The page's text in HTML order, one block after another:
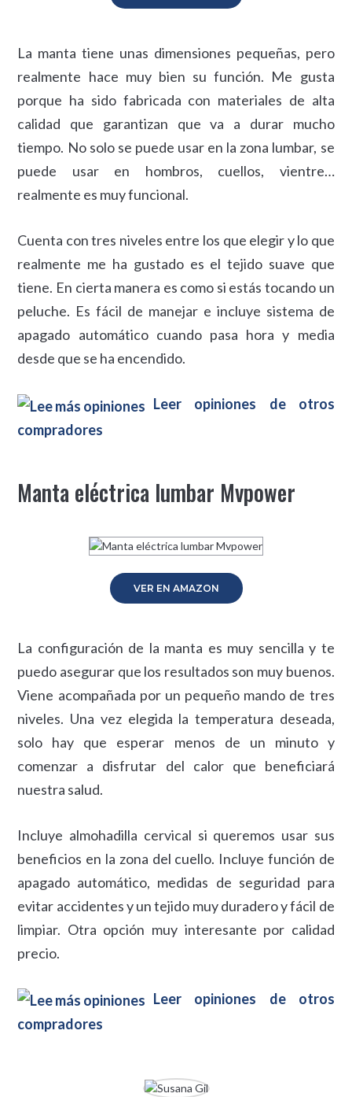
La manta tiene unas dimensiones pequeñas, pero
realmente hace muy bien su función. Me gusta
porque ha sido fabricada con materiales de alta
calidad que garantizan que va a durar mucho
tiempo. No solo se puede usar en la zona lumbar, se
puede usar en hombros, cuellos, vientre…
realmente es muy funcional.
Cuenta con tres niveles entre los que elegir y lo que
realmente me ha gustado es el tejido suave que
tiene. En cierta manera es como si estás tocando un
peluche. Es fácil de manejar e incluye sistema de
apagado automático cuando pasa hora y media
desde que se ha encendido.
Leer opiniones de otros
compradores
Manta eléctrica lumbar Mvpower
VER EN AMAZON
La configuración de la manta es muy sencilla y te
puedo asegurar que los resultados son muy buenos.
Viene acompañada por un pequeño mando de tres
niveles. Una vez elegida la temperatura deseada,
solo hay que esperar menos de un minuto y
comenzar a disfrutar del calor que beneficiará
nuestra salud.
Incluye almohadilla cervical si queremos usar sus
beneficios en la zona del cuello. Incluye función de
apagado automático, medidas de seguridad para
evitar accidentes y un tejido muy duradero y fácil de
limpiar. Otra opción muy interesante por calidad
precio.
Leer opiniones de otros
compradores